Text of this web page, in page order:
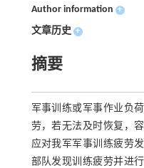
Author information +
文章历史 +
摘要
军事训练或军事作业负
劳，若无法及时恢复，
应对我军军事训练疲劳
部队发现训练疲劳并进